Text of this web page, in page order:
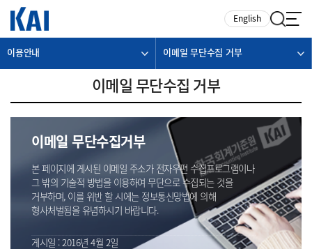
English
이용안내 이메일 무단수집 거부
이메일 무단수집 거부
이메일 무단수집거부
본 페이지에 게시된 이메일 주소가 전자우편 수집프로그램이나
그 밖의 기술적 방법을 이용하여 무단으로 수집되는 것을
거부하며, 이를 위반 할 시에는 정보통신망법에 의해
형사처벌됨을 유념하시기 바랍니다.
게시일 : 2016년 4월 2일